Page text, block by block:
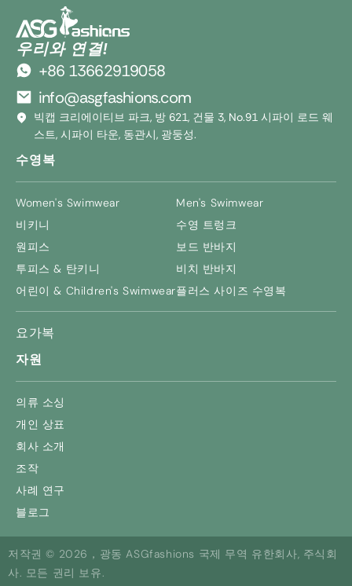
우리와 연결!
+86 13662919058
info@asgfashions.com
빅캡 크리에이티브 파크, 방 621, 건물 3, No.91 시파이 로드 웨
스트, 시파이 타운, 동관시, 광둥성.
수영복
Women's Swimwear
비키니
원피스
투피스 & 탄키니
어린이 & Children's Swimwear
Men's Swimwear
수영 트렁크
보드 반바지
비치 반바지
플러스 사이즈 수영복
요가복
자원
의류 소싱
개인 상표
회사 소개
조작
사례 연구
블로그
저작권 © 2026，광동 ASGfashions 국제 무역 유한회사, 주식회
사. 모든 권리 보유.